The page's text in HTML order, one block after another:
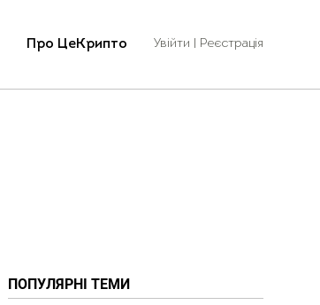
Про ЦеКрипто Увійти | Реєстрація
ПОПУЛЯРНІ ТЕМИ